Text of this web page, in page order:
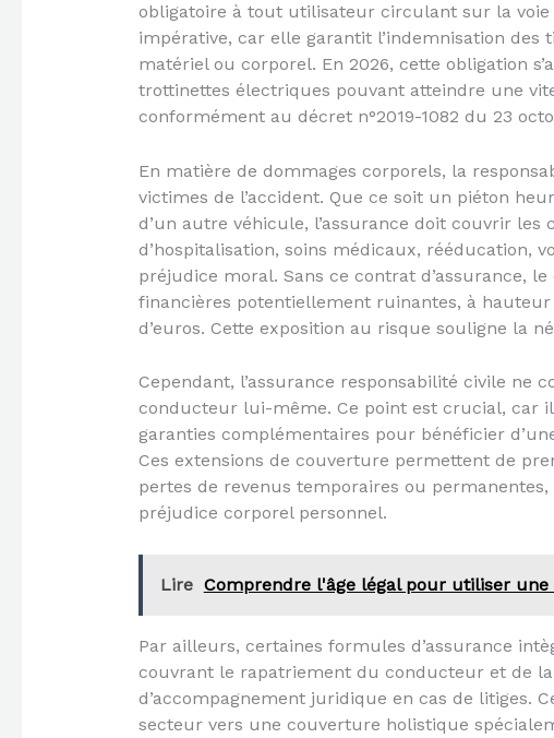
obligatoire à tout utilisateur circulant sur la
impérative, car elle garantit l’indemnisation des
matériel ou corporel. En 2026, cette obligation
trottinettes électriques pouvant atteindre une
conformément au décret n°2019-1082 du 23
En matière de dommages corporels, la
victimes de l’accident. Que ce soit un piéton
d’un autre véhicule, l’assurance doit couvrir
d’hospitalisation, soins médicaux, rééducation,
préjudice moral. Sans ce contrat d’assurance,
financières potentiellement ruinantes, à
d’euros. Cette exposition au risque souligne la
Cependant, l’assurance responsabilité civile ne
conducteur lui-même. Ce point est crucial, car
garanties complémentaires pour bénéficier
Ces extensions de couverture permettent de
pertes de revenus temporaires ou
préjudice corporel personnel.
Lire Comprendre l'âge légal pour utiliser
Par ailleurs, certaines formules d’assurance
couvrant le rapatriement du conducteur et de
d’accompagnement juridique en cas de litiges.
secteur vers une couverture holistique